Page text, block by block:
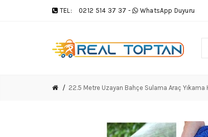
TEL: 0212 514 37 37 - WhatsApp Duyuru
22.5 Metre Uzayan Bahçe Sulama Araç